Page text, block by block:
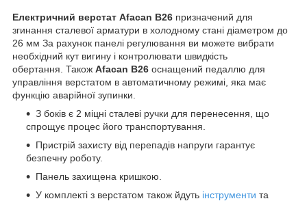
Електричний верстат Afacan B26 призначений для
згинання сталевої арматури в холодному стані діаметром до
26 мм За рахунок панелі регулювання ви можете вибрати
необхідний кут вигину і контролювати швидкість
обертання. Також Afacan B26 оснащений педаллю для
управління верстатом в автоматичному режимі, яка має
функцію аварійної зупинки.
З боків є 2 міцні сталеві ручки для перенесення, що
спрощує процес його транспортування.
Пристрій захисту від перепадів напруги гарантує
безпечну роботу.
Панель захищена кришкою.
У комплекті з верстатом також йдуть інструменти та